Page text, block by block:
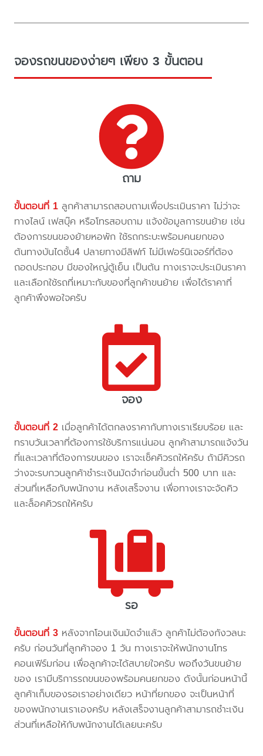
จองรถขนของง่ายๆ เพียง 3 ขั้นตอน
ถาม
ขั้นตอนที่ 1 ลูกค้าสามารถสอบถามเพื่อประเมินราคา ไม่ว่าจะ
ทางไลน์ เฟสบุ๊ค หรือโทรสอบถาม แจ้งข้อมูลการขนย้าย เช่น
ต้องการขนของย้ายหอพัก ใช้รถกระบะพร้อมคนยกของ
ต้นทางบันไดชั้น4 ปลายทางมีลิฟท์ ไม่มีเฟอร์นิเจอร์ที่ต้อง
ถอดประกอบ มีของใหญ่ตู้เย็น เป็นต้น ทางเราจะประเมินราคา
และเลือกใช้รถที่เหมาะกับของที่ลูกค้าขนย้าย เพื่อได้ราคาที่
ลูกค้าพึงพอใจครับ
จอง
ขั้นตอนที่ 2 เมื่อลูกค้าได้ตกลงราคากับทางเราเรียบร้อย และ
ทราบวันเวลาที่ต้องการใช้บริการแน่นอน ลูกค้าสามารถแจ้งวัน
ที่และเวลาที่ต้องการขนของ เราจะเช็คคิวรถให้ครับ ถ้ามีคิวรถ
ว่างจะรบกวนลูกค้าชำระเงินมัดจำก่อนขั้นต่ำ 500 บาท และ
ส่วนที่เหลือกับพนักงาน หลังเสร็จงาน เพื่อทางเราจะจัดคิว
และล็อคคิวรถให้ครับ
รอ
ขั้นตอนที่ 3 หลังจากโอนเงินมัดจำแล้ว ลูกค้าไม่ต้องกังวลนะ
ครับ ก่อนวันที่ลูกค้าจอง 1 วัน ทางเราจะให้พนักงานโทร
คอนเฟิร์มก่อน เพื่อลูกค้าจะได้สบายใจครับ พอถึงวันขนย้าย
ของ เรามีบริการรถขนของพร้อมคนยกของ ดังนั้นก่อนหน้านี้
ลูกค้าเก็บของรอเราอย่างเดียว หน้าที่ยกของ จะเป็นหน้าที่
ของพนักงานเราเองครับ หลังเสร็จงานลูกค้าสามารถชำะเงิน
ส่วนที่เหลือให้กับพนักงานได้เลยนะครับ